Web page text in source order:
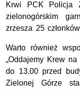
Krwi PCK Policja
zielonogórskim
zrzesza 25
Warto również
„Oddajemy Krew
do 13.00 przed
Zielonej Górze